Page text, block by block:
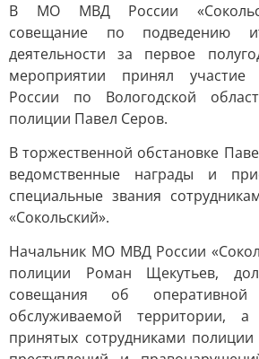
В МО МВД России
совещание по подведению
деятельности за первое
мероприятии принял
России по Вологодской
полиции Павел Серов.
В торжественной обстановке
ведомственные награды и
специальные звания
«Сокольский».
Начальник МО МВД России
полиции Роман Щекутьев,
совещания об
обслуживаемой территории,
принятых сотрудниками